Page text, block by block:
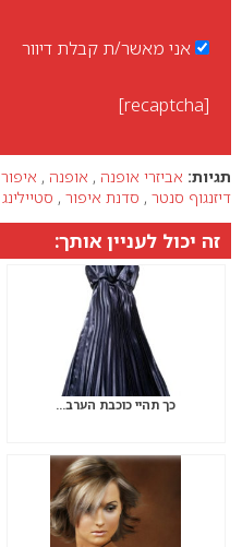
אני מאשר/ת קבלת דיוור
[recaptcha]
תגיות: אביזרי אופנה , אופנה , איפור
דיזנגוף סנטר , סדנת איפור , סטיילינג
זה יכול לעניין אותך:
כך תהיי כוכבת הערב…